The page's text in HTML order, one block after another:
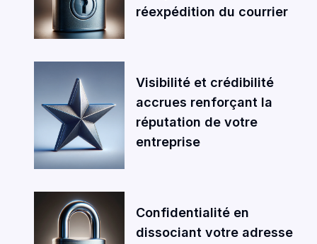
réexpédition du courrier
Visibilité et crédibilité
accrues renforçant la
réputation de votre
entreprise
Confidentialité en
dissociant votre adresse